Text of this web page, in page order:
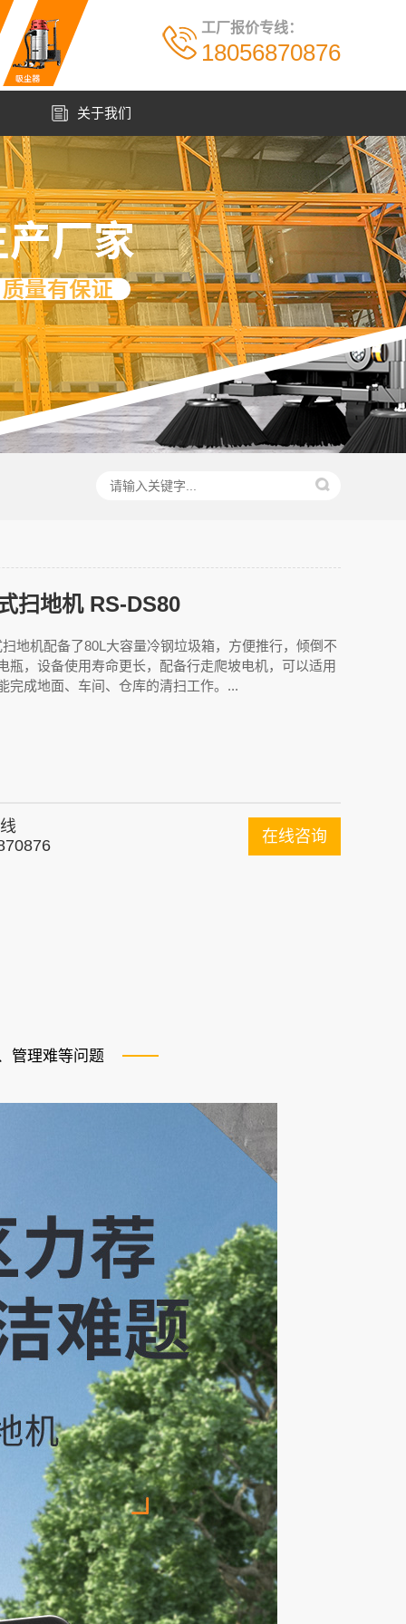
工厂报价专线：
18056870876
关于我们
扫地机 RS-DS80
地机配备了80L大容量冷钢垃圾箱，方便推行，倾倒不
瓶，设备使用寿命更长，配备行走爬坡电机，可以适用
完成地面、车间、仓库的清扫工作。...
在线咨询
管理难等问题